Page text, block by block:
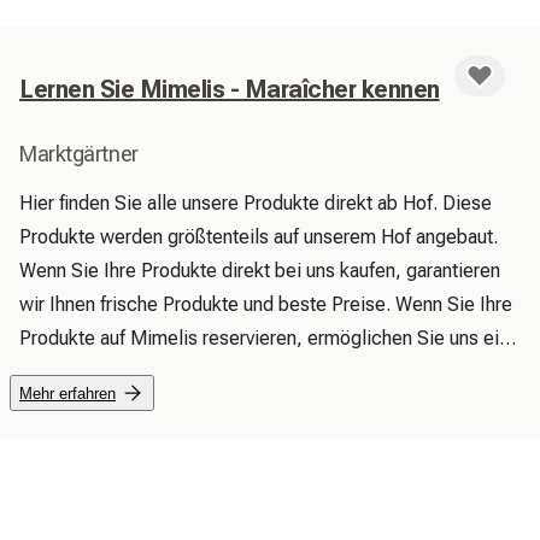
Lernen Sie Mimelis - Maraîcher kennen
Marktgärtner
Hier finden Sie alle unsere Produkte direkt ab Hof. Diese
Produkte werden größtenteils auf unserem Hof angebaut.
Wenn Sie Ihre Produkte direkt bei uns kaufen, garantieren
wir Ihnen frische Produkte und beste Preise. Wenn Sie Ihre
Produkte auf Mimelis reservieren, ermöglichen Sie uns eine
bessere Organisation und Planung unseres Lagerbestands.
Wir verkaufen auch Produkte von lokalen Produzenten.
Mehr erfahren